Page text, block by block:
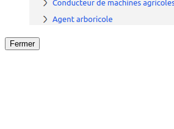
Fermer